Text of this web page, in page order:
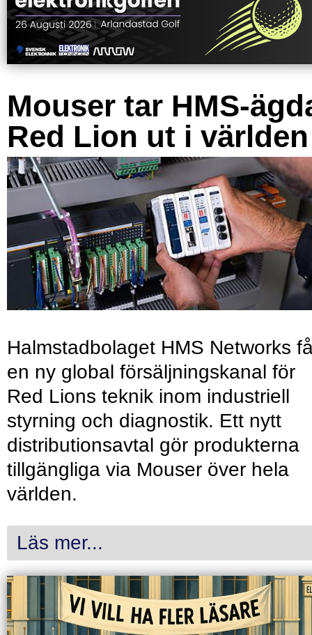
Mouser tar HMS-
Red Lion ut i världen
Halmstadbolaget HMS Networks
en ny global försäljningskanal för
Red Lions teknik inom industriell
styrning och diagnostik. Ett nytt
distributionsavtal gör produkterna
tillgängliga via Mouser över hela
världen.
Läs mer...